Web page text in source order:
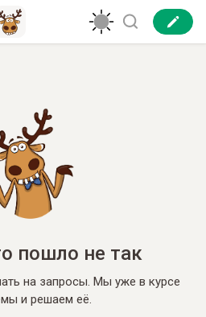
пошло не так
на запросы. Мы уже в курсе
и решаем её.